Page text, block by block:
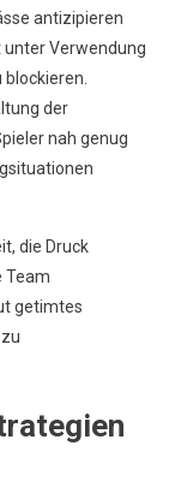
antizipieren
Verwendung
der
nah genug
die Druck
Team
getimtes